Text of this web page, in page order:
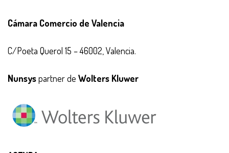
Cámara Comercio de Valencia
C/Poeta Querol 15 – 46002, Valencia.
Nunsyspartner de Wolters Kluwer